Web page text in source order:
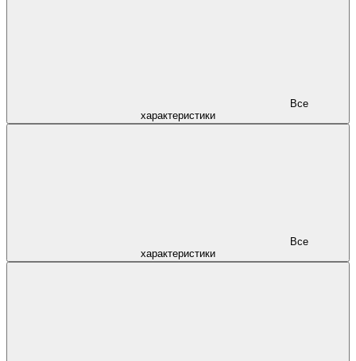
характеристики
характеристики